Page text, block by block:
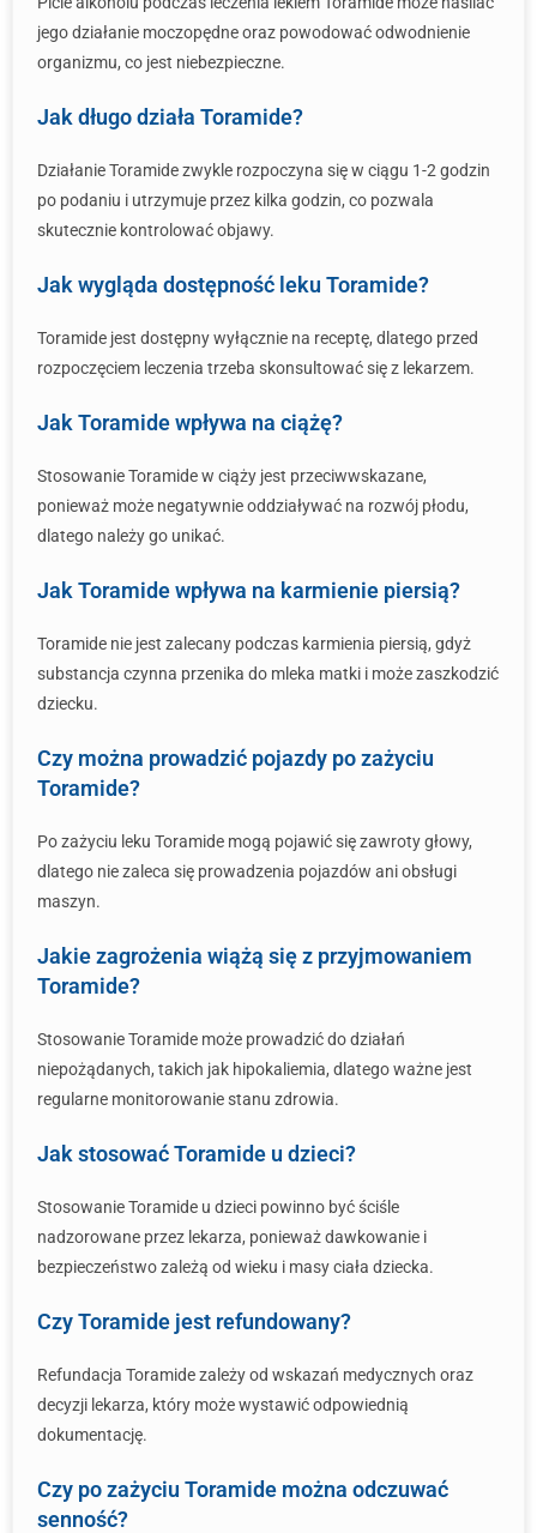
jego działanie moczopędne oraz powodować odwodnienie
organizmu, co jest niebezpieczne.
Jak długo działa Toramide?
Działanie Toramide zwykle rozpoczyna się w ciągu 1-2 godzin
po podaniu i utrzymuje przez kilka godzin, co pozwala
skutecznie kontrolować objawy.
Jak wygląda dostępność leku Toramide?
Toramide jest dostępny wyłącznie na receptę, dlatego przed
rozpoczęciem leczenia trzeba skonsultować się z lekarzem.
Jak Toramide wpływa na ciążę?
Stosowanie Toramide w ciąży jest przeciwwskazane,
ponieważ może negatywnie oddziaływać na rozwój płodu,
dlatego należy go unikać.
Jak Toramide wpływa na karmienie piersią?
Toramide nie jest zalecany podczas karmienia piersią, gdyż
substancja czynna przenika do mleka matki i może zaszkodzić
dziecku.
Czy można prowadzić pojazdy po zażyciu
Toramide?
Po zażyciu leku Toramide mogą pojawić się zawroty głowy,
dlatego nie zaleca się prowadzenia pojazdów ani obsługi
maszyn.
Jakie zagrożenia wiążą się z przyjmowaniem
Toramide?
Stosowanie Toramide może prowadzić do działań
niepożądanych, takich jak hipokaliemia, dlatego ważne jest
regularne monitorowanie stanu zdrowia.
Jak stosować Toramide u dzieci?
Stosowanie Toramide u dzieci powinno być ściśle
nadzorowane przez lekarza, ponieważ dawkowanie i
bezpieczeństwo zależą od wieku i masy ciała dziecka.
Czy Toramide jest refundowany?
Refundacja Toramide zależy od wskazań medycznych oraz
decyzji lekarza, który może wystawić odpowiednią
dokumentację.
Czy po zażyciu Toramide można odczuwać
senność?